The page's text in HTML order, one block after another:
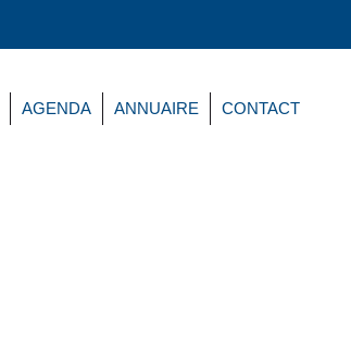
AGENDA ANNUAIRE CONTACT